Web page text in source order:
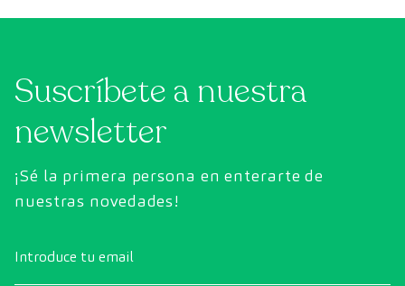
Suscríbete a nuestra
newsletter
¡Sé la primera persona en enterarte de
nuestras novedades!
Introduce tu email